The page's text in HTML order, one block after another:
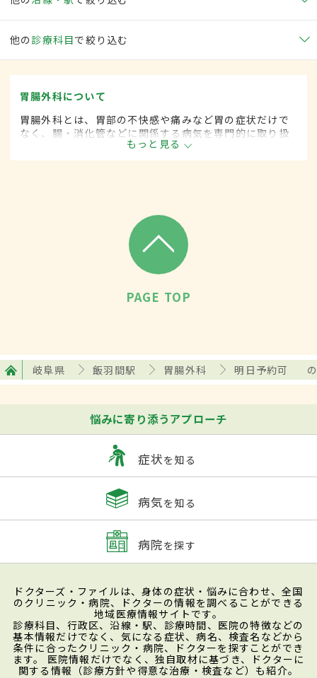
他の 診療科目で絞り込む
胃腸外科について
胃腸外科とは、胃部の不快感や痛みなど胃の症状だけで
なく、腸・消化管などに関係する病気を専門的に取り扱
う外科の一領域です。平成20年4月の制度改正前は、胃
腸科と呼ばれていました。
もっと見る
PAGE TOP
岐阜県 飯羽間駅 胃腸外科 明日予約可
悩みに寄り添うアプローチ
症状を知る
病気を知る
病院を探す
ドクターズ・ファイルは、身体の症状・悩みに合わせ、全国
のクリニック・病院、ドクターの情報を調べることができる
地域医療情報サイトです。
診療科目、行政区、沿線・駅、診療時間、医院の特徴などの
基本情報だけでなく、気になる症状、病名、検査名などから
条件に合ったクリニック・病院、ドクターを探すことができ
ます。 医院情報だけでなく、独自取材に基づき、ドクターに
関する情報（診療方針や得意な治療・検査など）も紹介。